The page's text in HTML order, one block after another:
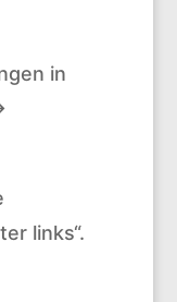
in
links“.